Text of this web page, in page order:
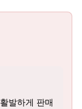
발하게 판매